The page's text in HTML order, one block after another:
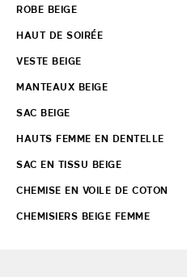
ROBE BEIGE
HAUT DE SOIRÉE
VESTE BEIGE
MANTEAUX BEIGE
SAC BEIGE
HAUTS FEMME EN DENTELLE
SAC EN TISSU BEIGE
CHEMISE EN VOILE DE COTON
CHEMISIERS BEIGE FEMME